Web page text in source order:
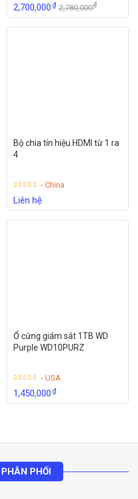
2,700,000₫ 2,780,000₫
Bộ chia tín hiệu HDMI từ 1 ra
4
- China
Liên hệ
Ổ cứng giám sát 1TB WD
Purple WD10PURZ
- USA
1,450,000₫
PHỐI